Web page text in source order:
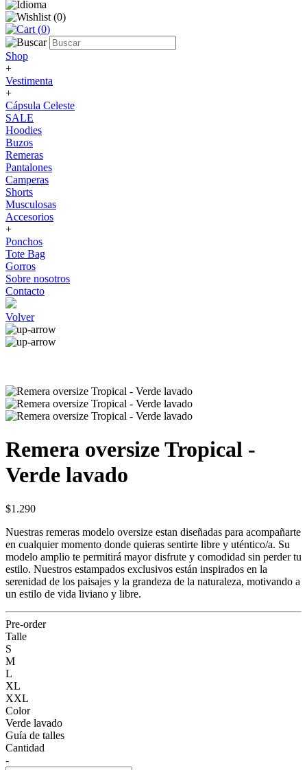
(0)
(0)
Shop
+
Vestimenta
+
Cápsula Celeste
SALE
Hoodies
Buzos
Remeras
Pantalones
Camperas
Shorts
Musculosas
Accesorios
+
Ponchos
Tote Bag
Gorros
Sobre nosotros
Contacto
Volver
Remera oversize Tropical -
Verde lavado
$1.290
Nuestras remeras modelo oversize estan diseñadas para acompañarte
en cualquier momento donde quieras sentirte libre y uténtico/a. Su
modelo amplio te permitirá mayor disfrute y comodidad sin perder tu
estilo. Nuestros estampados exclusivos están inspirados en la
serenidad de los paisajes y la grandeza de la naturaleza, motivando a
un estilo de vida liviano y libre.
Pre-order
Talle
S
M
L
XL
XXL
Color
Verde lavado
Guía de talles
Cantidad
-